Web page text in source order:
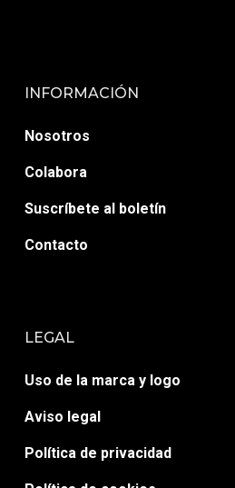
INFORMACIÓN
Nosotros
Colabora
Suscríbete al boletín
Contacto
LEGAL
Uso de la marca y logo
Aviso legal
Política de privacidad